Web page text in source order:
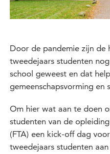
Door de pandemie zijn de
tweedejaars studenten
school geweest en dat
gemeenschapsvorming en
Om hier wat aan te doen
studenten van de
(FTA) een kick-off dag
tweedejaars studenten